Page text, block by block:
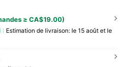
≥ CA$19.00)
Estimation de livraison: le 15 août et le